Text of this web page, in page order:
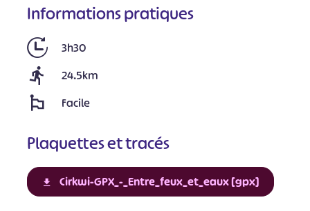
Informations pratiques
3h30
24.5km
Facile
Plaquettes et tracés
Cirkwi-GPX_-_Entre_feux_et_eaux [gpx]